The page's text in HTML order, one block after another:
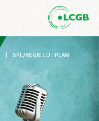
SPL/REGIE.LU : PLAN